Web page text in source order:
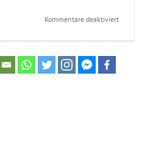
Kommentare deaktiviertfür